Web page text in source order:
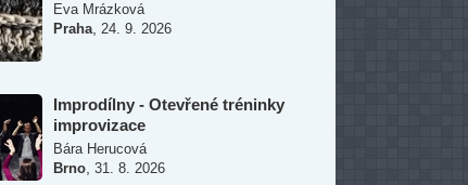
Eva Mrázková
Praha 24. 9. 2026
Improdílny - Otevřené tréninky
improvizace
Bára Herucová
Brno 31. 8. 2026